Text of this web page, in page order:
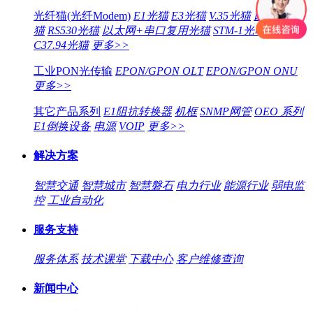
光纤猫(光纤Modem) E1光猫 E3光猫 V.35光猫 以太网光
猫 RS530光猫 以太网+串口复用光猫 STM-1光电转换器
C37.94光猫 更多>>
工业PON光传输 EPON/GPON OLT EPON/GPON ONU
更多>>
其它产品系列 E1阻抗转换器 机框 SNMP网管 OEO 系列
E1倒换设备 电源 VOIP 更多>>
解决方案
智慧交通 智慧城市 智慧磐石 电力行业 能源行业 弱电监
控 工业自动化
服务支持
服务体系 技术课堂 下载中心 客户维修查询
新闻中心